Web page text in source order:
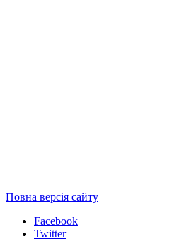
Повна версія сайту
Facebook
Twitter